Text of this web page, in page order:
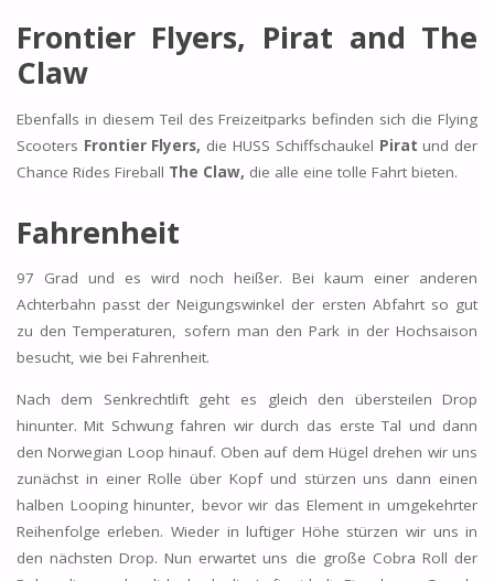
Frontier Flyers, Pirat and The
Claw
Ebenfalls in diesem Teil des Freizeitparks befinden sich die Flying
Scooters Frontier Flyers, die HUSS Schiffschaukel Pirat und der
Chance Rides Fireball The Claw, die alle eine tolle Fahrt bieten.
Fahrenheit
97 Grad und es wird noch heißer. Bei kaum einer anderen
Achterbahn passt der Neigungswinkel der ersten Abfahrt so gut
zu den Temperaturen, sofern man den Park in der Hochsaison
besucht, wie bei Fahrenheit.
Nach dem Senkrechtlift geht es gleich den übersteilen Drop
hinunter. Mit Schwung fahren wir durch das erste Tal und dann
den Norwegian Loop hinauf. Oben auf dem Hügel drehen wir uns
zunächst in einer Rolle über Kopf und stürzen uns dann einen
halben Looping hinunter, bevor wir das Element in umgekehrter
Reihenfolge erleben. Wieder in luftiger Höhe stürzen wir uns in
den nächsten Drop. Nun erwartet uns die große Cobra Roll der